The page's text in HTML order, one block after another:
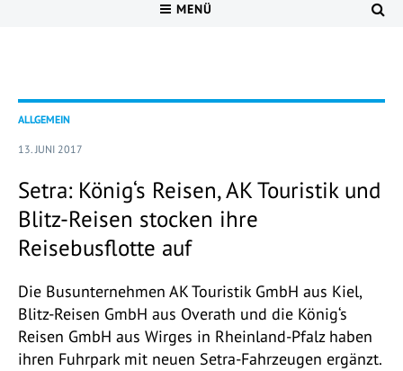
MENÜ
ALLGEMEIN
13. JUNI 2017
Setra: König‘s Reisen, AK Touristik und
Blitz-Reisen stocken ihre
Reisebusflotte auf
Die Busunternehmen AK Touristik GmbH aus Kiel,
Blitz-Reisen GmbH aus Overath und die König‘s
Reisen GmbH aus Wirges in Rheinland-Pfalz haben
ihren Fuhrpark mit neuen Setra-Fahrzeugen ergänzt.